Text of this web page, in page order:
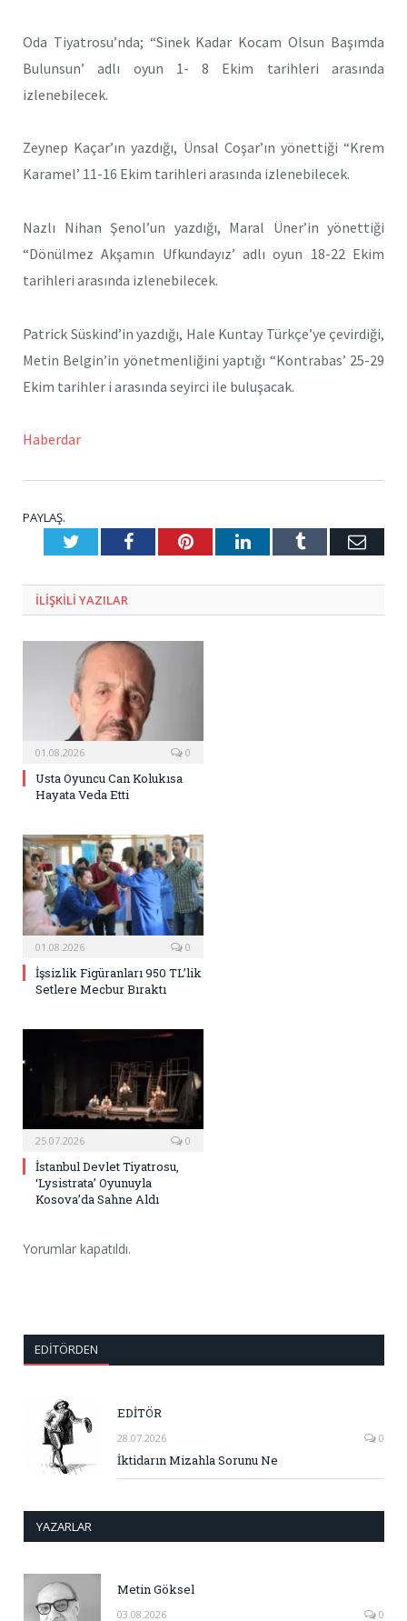
Oda Tiyatrosu’nda; “Sinek Kadar Kocam Olsun Başımda
Bulunsun’ adlı oyun 1- 8 Ekim tarihleri arasında
izlenebilecek.
Zeynep Kaçar’ın yazdığı, Ünsal Coşar’ın yönettiği “Krem
Karamel’ 11-16 Ekim tarihleri arasında izlenebilecek.
Nazlı Nihan Şenol’un yazdığı, Maral Üner’in yönettiği
“Dönülmez Akşamın Ufkundayız’ adlı oyun 18-22 Ekim
tarihleri arasında izlenebilecek.
Patrick Süskind’in yazdığı, Hale Kuntay Türkçe’ye çevirdiği,
Metin Belgin’in yönetmenliğini yaptığı “Kontrabas’ 25-29
Ekim tarihler i arasında seyirci ile buluşacak.
Haberdar
PAYLAŞ.
TwitterFacebookPinterestLinkedInTumblr E-
ILIŞKILI YAZILAR
01.08.2026 0
Usta Oyuncu Can Kolukısa
Hayata Veda Etti
01.08.2026 0
İşsizlik Figüranları 950 TL’lik
Setlere Mecbur Bıraktı
25.07.2026 0
İstanbul Devlet Tiyatrosu,
‘Lysistrata’ Oyunuyla
Kosova’da Sahne Aldı
Yorumlar kapatıldı.
EDITÖRDEN
EDİTÖR
28.07.2026 0
İktidarın Mizahla Sorunu Ne
YAZARLAR
Metin Göksel
03.08.2026 0